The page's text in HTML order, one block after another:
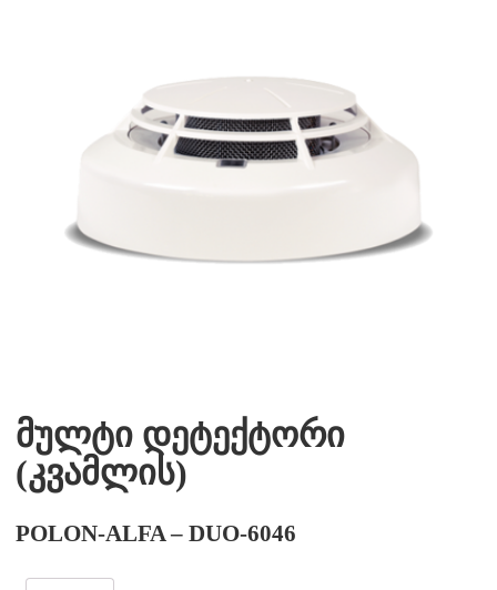
მულტი დეტექტორი
(კვამლის)
POLON-ALFA – DUO-6046